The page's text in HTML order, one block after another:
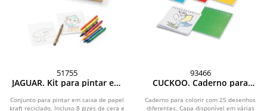
51755
JAGUAR. Kit para pintar em
Conjunto para pintar em caixa de papel
kraft reciclado. Incluso 8 gizes de cera e
93466
CUCKOO. Caderno para
diferentes
Caderno para colorir com 25 desenhos
diferentes. Capa disponível em várias